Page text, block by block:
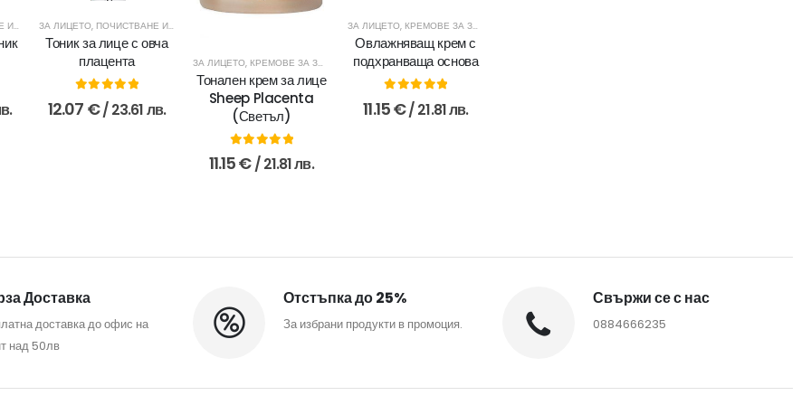
ЗА ЛИЦЕТО, ПОЧИСТВАНЕ И ТОНИЗИРАНЕ
Тоник за лице с овча
плацента
out of 5
12.07 €/ 23.61 лв.
ЗА ЛИЦЕТО, КРЕМОВЕ ЗА ЗРЯЛА КОЖА
Тонален крем за лице
Sheep Placenta
(Светъл)
0 out of 5
11.15€ / 21.81 лв.
ЗА ЛИЦЕТО, КРЕМОВЕ ЗА ЗРЯЛА КОЖА
Овлажняващ крем с
подхранваща основа
out of 5
11.15€/ 21.81 лв.
Доставка
доставка до офис на
над 50лв
Отстъпка до 25%
За избрани продукти в промоция.
Свържи се с нас
0884666235